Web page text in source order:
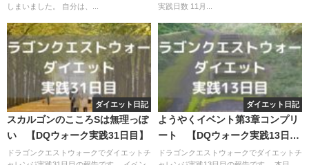
しまいました。 自分は、...
実践日数 11月...
ダイエット日記
スカルゴンのこころSは無理っぽ
い 【DQウォーク実践31日目】
ドラゴンクエストウォークでダイエットチ
ダイエット日記
ようやくイベント第3章コンプリ
ート 【DQウォーク実践13日
目】
ドラゴンクエストウォークでダイエットチ